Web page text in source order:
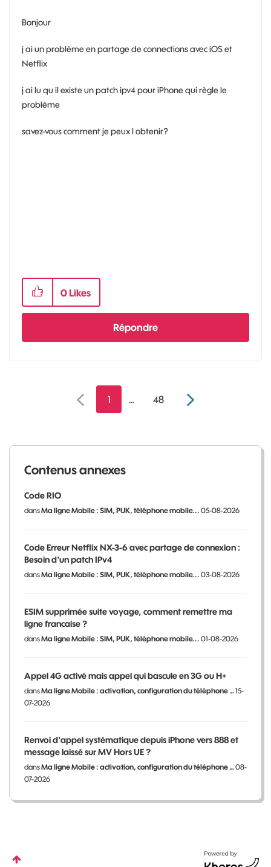
Bonjour
j ai un problème en partage de connections avec iOS et
Netflix
j ai lu qu il existe un patch ipv4 pour iPhone qui règle le
problème
savez-vous comment je peux l obtenir?
0 Likes
Répondre
1 … 48
Contenus annexes
Code RIO
dansMa ligne Mobile : SIM, PUK, téléphone mobile... 05-08-2026
Code Erreur Netflix NX-3-6 avec partage de connexion :
Besoin d'un patch IPv4
dansMa ligne Mobile : SIM, PUK, téléphone mobile... 03-08-2026
ESIM supprimée suite voyage, comment remettre ma
ligne francaise ?
dansMa ligne Mobile : SIM, PUK, téléphone mobile... 01-08-2026
Appel 4G activé mais appel qui bascule en 3G ou H+
dansMa ligne Mobile : activation, configuration du téléphone …15-
07-2026
Renvoi d'appel systématique depuis iPhone vers 888 et
message laissé sur MV Hors UE ?
dansMa ligne Mobile : activation, configuration du téléphone …08-
07-2026